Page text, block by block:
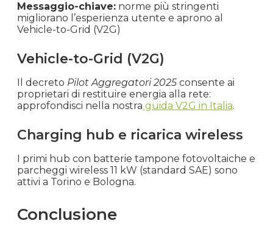
Messaggio-chiave: norme più stringenti
migliorano l’esperienza utente e aprono al
Vehicle-to-Grid (V2G)
Vehicle-to-Grid (V2G)
Il decreto Pilot Aggregatori 2025consente ai
proprietari di restituire energia alla rete:
approfondisci nella nostra guida V2G in Italia.
Charging hub e ricarica wireless
I primi hub con batterie tampone fotovoltaiche e
parcheggi wireless 11 kW (standard SAE) sono
attivi a Torino e Bologna.
Conclusione